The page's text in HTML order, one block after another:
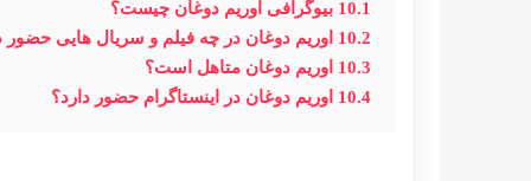
10.1 بیوگرافی اوریم دوغان چیست؟
10.2 اوریم دوغان در چه فیلم و سریال هایی
10.3 اوریم دوغان متاهل است؟
10.4 اوریم دوغان در اینستاگرام حضور دارد؟